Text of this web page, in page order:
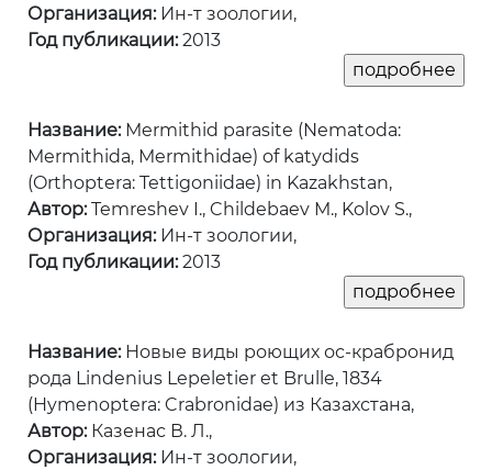
Организация:Ин-т зоологии,
Год публикации:2013
Название:Mermithid parasite (Nematoda:
Mermithida, Mermithidae) of katydids
(Orthoptera: Tettigoniidae) in Kazakhstan,
Автор:Temreshev I., Childebaev M., Kolov S.,
Организация:Ин-т зоологии,
Год публикации:2013
Название:Новые виды роющих ос-крабронид
рода Lindenius Lepeletier et Brulle, 1834
(Hymenoptera: Crabronidae) из Казахстана,
Автор:Казенас В. Л.,
Организация:Ин-т зоологии,